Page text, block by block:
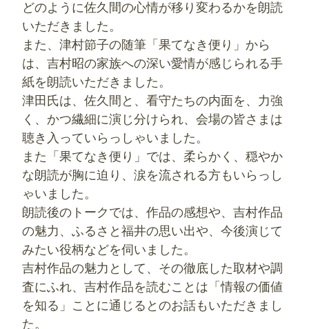
どのように佐久間の心情が移り変わるかを朗読
いただきました。
また、津村節子の随筆「果てなき便り」から
は、吉村昭の家族への深い愛情が感じられる手
紙を朗読いただきました。
津田氏は、佐久間と、看守たちの内面を、力強
く、かつ繊細に演じ分けられ、会場の皆さまは
聴き入っていらっしゃいました。
また「果てなき便り」では、柔らかく、穏やか
な朗読が胸に迫り、涙を流される方もいらっし
ゃいました。
朗読後のトークでは、作品の感想や、吉村作品
の魅力、ふるさと福井の思い出や、今後演じて
みたい役柄などを伺いました。
吉村作品の魅力として、その徹底した取材や調
査にふれ、吉村作品を読むことは「情報の価値
を知る」ことに通じるとのお話もいただきまし
た。